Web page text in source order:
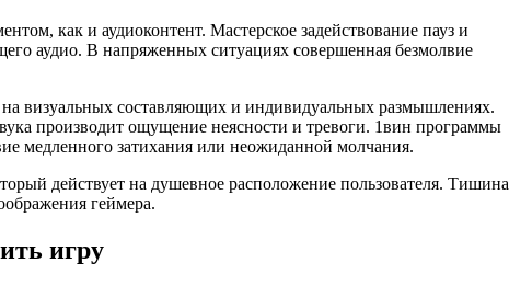
как и аудиоконтент. Мастерское задействование пауз и
аудио. В напряженных ситуациях совершенная безмолвие
визуальных составляющих и индивидуальных размышлениях.
производит ощущение неясности и тревоги. 1вин программы
медленного затихания или неожиданной молчания.
действует на душевное расположение пользователя. Тишина
геймера.
игру